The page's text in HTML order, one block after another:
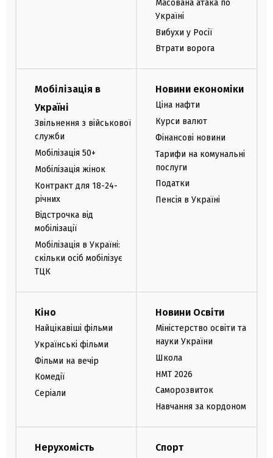
Масована атака по
Україні
Вибухи у Росії
Втрати ворога
Мобілізація в
Україні
Звільнення з військової
служби
Мобілізація 50+
Мобілізація жінок
Контракт для 18-24-
річних
Відстрочка від
мобілізації
Мобілізація в Україні:
скільки осіб мобілізує
ТЦК
Новини економіки
Ціна нафти
Курси валют
Фінансові новини
Тарифи на комунальні
послуги
Податки
Пенсія в Україні
Кіно
Найцікавіші фільми
Українські фільми
Фільми на вечір
Комедії
Серіали
Новини Освіти
Міністерство освіти та
науки України
Школа
НМТ 2026
Саморозвиток
Навчання за кордоном
Нерухомість Спорт